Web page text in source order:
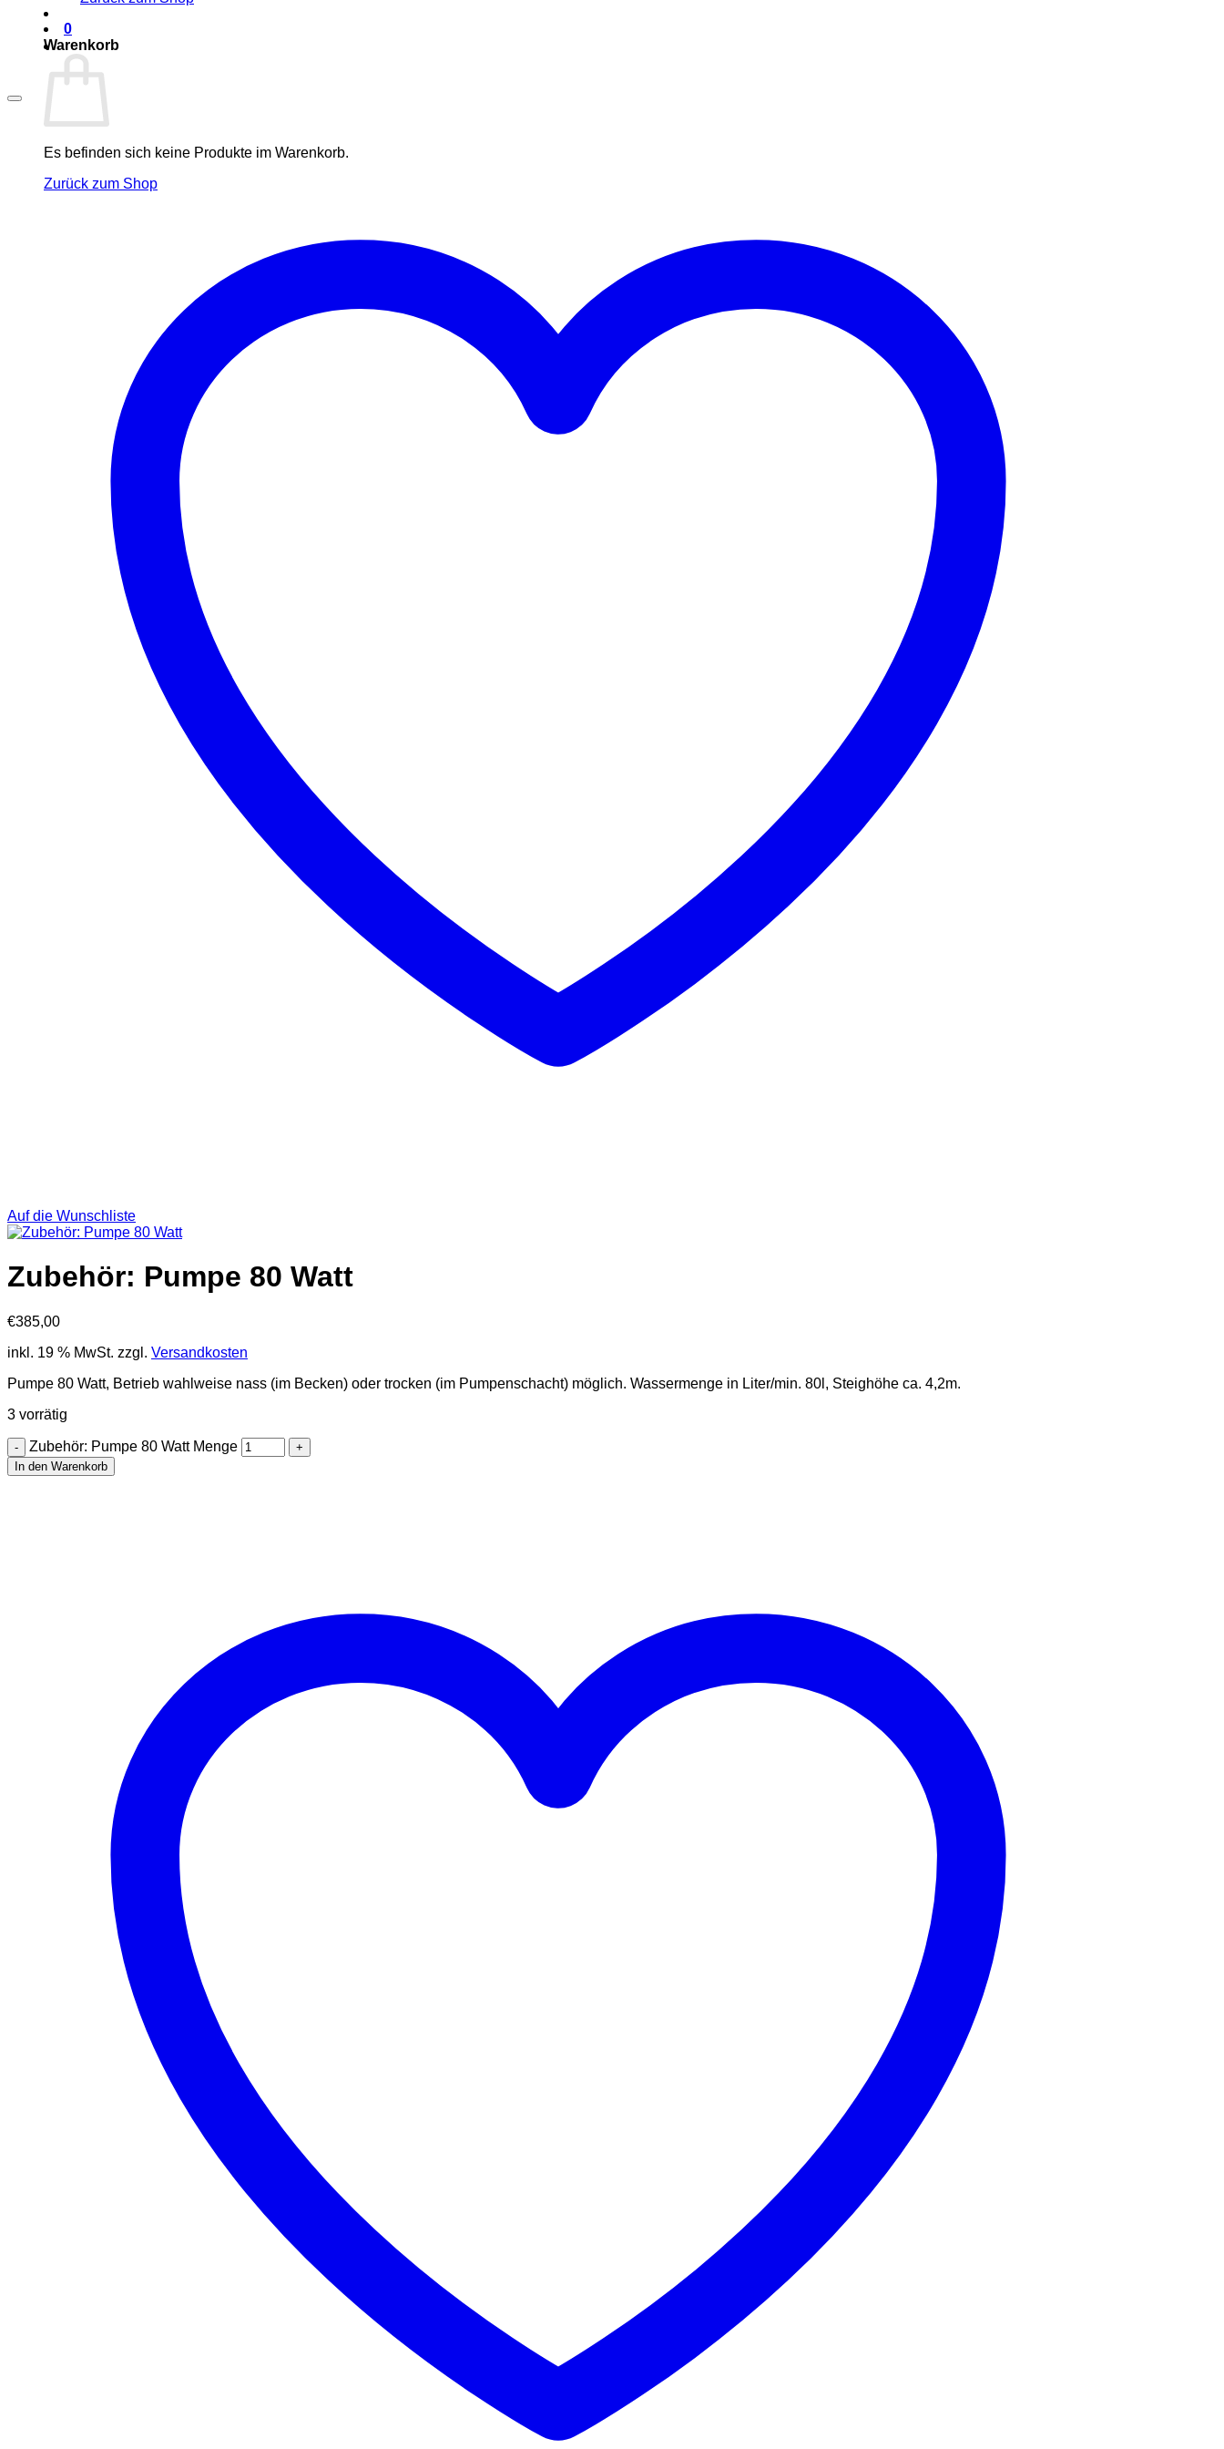
0
Warenkorb
Es befinden sich keine Produkte im Warenkorb.
Zurück zum Shop
Auf die Wunschliste
Zubehör: Pumpe 80 Watt
€385,00
inkl. 19 % MwSt. zzgl. Versandkosten
Pumpe 80 Watt, Betrieb wahlweise nass (im Becken) oder trocken (im Pumpenschacht) möglich. Wassermenge in Liter/min. 80l, Steighöhe ca. 4,2m.
3 vorrätig
Zubehör: Pumpe 80 Watt Menge
In den Warenkorb